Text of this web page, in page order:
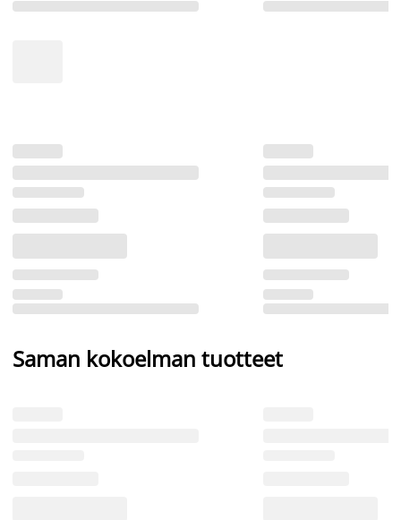
Saman kokoelman tuotteet